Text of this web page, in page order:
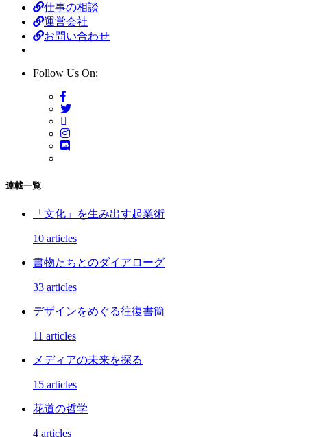
仕事の相談
運営会社
お問い合わせ
Follow Us On:
連載一覧
「文化」を生み出す起業術
10 articles
書物たちとのダイアローグ
33 articles
デザインをめぐる往復書簡
11 articles
メディアの未来を探る
15 articles
花道の哲学
4 articles